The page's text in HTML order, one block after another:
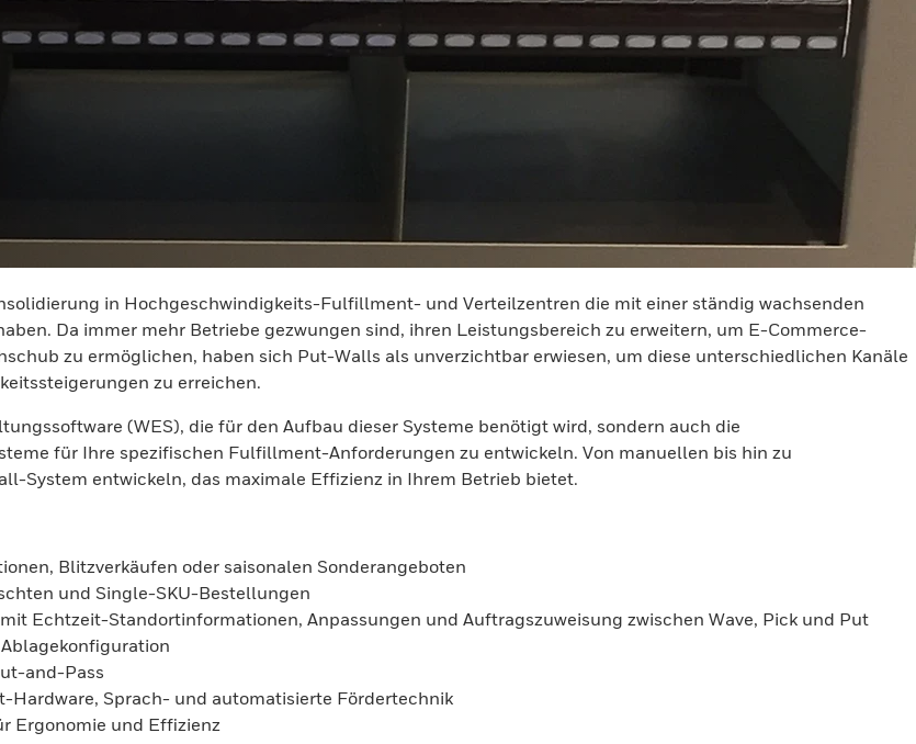
in Hochgeschwindigkeits-Fulfillment- und Verteilzentren die mit einer ständig wachsenden
Da immer mehr Betriebe gezwungen sind, ihren Leistungsbereich zu erweitern, um E-Commerce-
zu ermöglichen, haben sich Put-Walls als unverzichtbar erwiesen, um diese unterschiedlichen Kanäle
zu erreichen.
(WES), die für den Aufbau dieser Systeme benötigt wird, sondern auch die
für Ihre spezifischen Fulfillment-Anforderungen zu entwickeln. Von manuellen bis hin zu
System entwickeln, das maximale Effizienz in Ihrem Betrieb bietet.
Blitzverkäufen oder saisonalen Sonderangeboten
und Single-SKU-Bestellungen
Echtzeit-Standortinformationen, Anpassungen und Auftragszuweisung zwischen Wave, Pick und Put
and-Pass
Sprach- und automatisierte Fördertechnik
Ergonomie und Effizienz